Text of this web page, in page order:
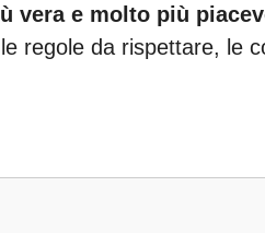
vera e molto più
regole da rispettare, le